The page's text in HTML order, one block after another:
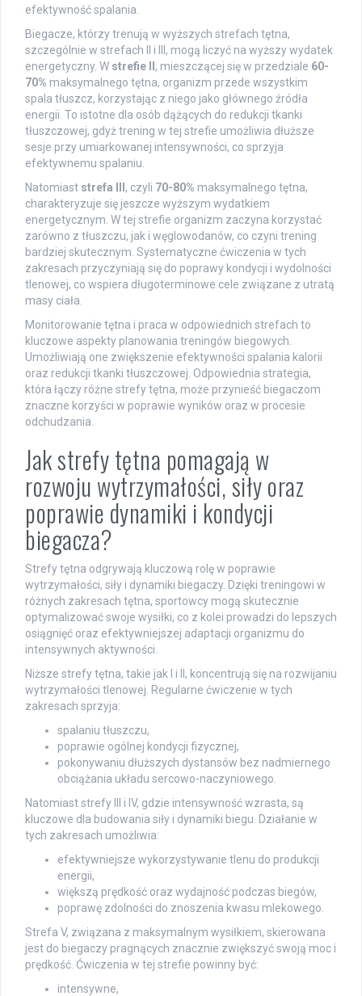
efektywność spalania.
Biegacze, którzy trenują w wyższych strefach tętna,
szczególnie w strefach II i III, mogą liczyć na wyższy wydatek
energetyczny. W strefie II, mieszczącej się w przedziale 60-
70% maksymalnego tętna, organizm przede wszystkim
spala tłuszcz, korzystając z niego jako głównego źródła
energii. To istotne dla osób dążących do redukcji tkanki
tłuszczowej, gdyż trening w tej strefie umożliwia dłuższe
sesje przy umiarkowanej intensywności, co sprzyja
efektywnemu spalaniu.
Natomiast strefa III, czyli 70-80% maksymalnego tętna,
charakteryzuje się jeszcze wyższym wydatkiem
energetycznym. W tej strefie organizm zaczyna korzystać
zarówno z tłuszczu, jak i węglowodanów, co czyni trening
bardziej skutecznym. Systematyczne ćwiczenia w tych
zakresach przyczyniają się do poprawy kondycji i wydolności
tlenowej, co wspiera długoterminowe cele związane z utratą
masy ciała.
Monitorowanie tętna i praca w odpowiednich strefach to
kluczowe aspekty planowania treningów biegowych.
Umożliwiają one zwiększenie efektywności spalania kalorii
oraz redukcji tkanki tłuszczowej. Odpowiednia strategia,
która łączy różne strefy tętna, może przynieść biegaczom
znaczne korzyści w poprawie wyników oraz w procesie
odchudzania.
Jak strefy tętna pomagają w
rozwoju wytrzymałości, siły oraz
poprawie dynamiki i kondycji
biegacza?
Strefy tętna odgrywają kluczową rolę w poprawie
wytrzymałości, siły i dynamiki biegaczy. Dzięki treningowi w
różnych zakresach tętna, sportowcy mogą skutecznie
optymalizować swoje wysiłki, co z kolei prowadzi do lepszych
osiągnięć oraz efektywniejszej adaptacji organizmu do
intensywnych aktywności.
Niższe strefy tętna, takie jak I i II, koncentrują się na rozwijaniu
wytrzymałości tlenowej. Regularne ćwiczenie w tych
zakresach sprzyja:
spalaniu tłuszczu,
poprawie ogólnej kondycji fizycznej,
pokonywaniu dłuższych dystansów bez nadmiernego
obciążania układu sercowo-naczyniowego.
Natomiast strefy III i IV, gdzie intensywność wzrasta, są
kluczowe dla budowania siły i dynamiki biegu. Działanie w
tych zakresach umożliwia:
efektywniejsze wykorzystywanie tlenu do produkcji
energii,
większą prędkość oraz wydajność podczas biegów,
poprawę zdolności do znoszenia kwasu mlekowego.
Strefa V, związana z maksymalnym wysiłkiem, skierowana
jest do biegaczy pragnących znacznie zwiększyć swoją moc i
prędkość. Ćwiczenia w tej strefie powinny być:
intensywne,